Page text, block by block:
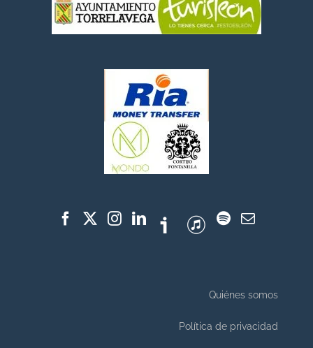
Quiénes somos
Política de privacidad